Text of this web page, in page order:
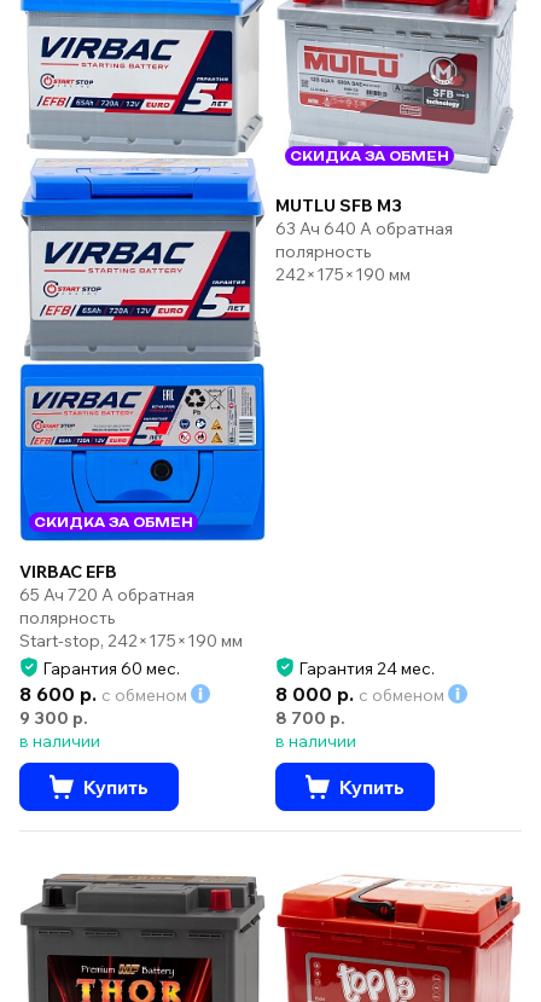
СКИДКА ЗА ОБМЕН
VIRBAC EFB
65 Ач 720 А обратная
полярность
Start-stop, 242×175×190 мм
Гарантия 60 мес.
8 600 р. с обменом
9 300 р.
в наличии
Купить
СКИДКА ЗА ОБМЕН
MUTLU SFB M3
63 Ач 640 А обратная
полярность
242×175×190 мм
Гарантия 24 мес.
8 000 р. с обменом
8 700 р.
в наличии
Купить